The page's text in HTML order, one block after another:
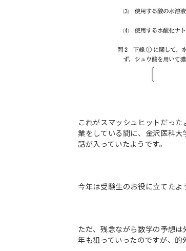
これがスマッシュヒットだっ
業をしている間に、金沢医科
話が入っていたようです。
今年は受験生のお役に立てたよ
ただ、残念ながら数学の予想
年も狙っていったのですが、的